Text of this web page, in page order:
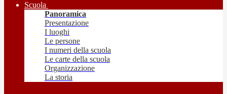
Scuola
Panoramica
Presentazione
I luoghi
Le persone
I numeri della scuola
Le carte della scuola
Organizzazione
La storia